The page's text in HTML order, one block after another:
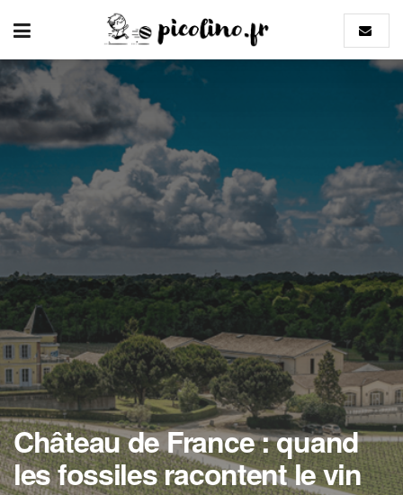
Château de France : quand
les fossiles racontent le vin